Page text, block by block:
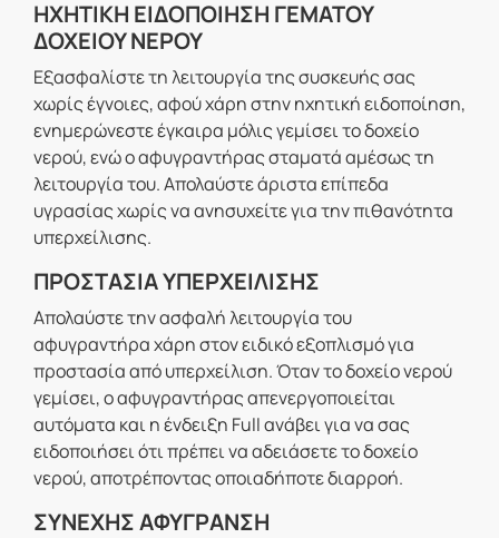
ΗΧΗΤΙΚΗ ΕΙΔΟΠΟΙΗΣΗ ΓΕΜΑΤΟΥ
ΔΟΧΕΙΟΥ ΝΕΡΟΥ
Εξασφαλίστε τη λειτουργία της συσκευής σας
χωρίς έγνοιες, αφού χάρη στην ηχητική ειδοποίηση,
ενημερώνεστε έγκαιρα μόλις γεμίσει το δοχείο
νερού, ενώ ο αφυγραντήρας σταματά αμέσως τη
λειτουργία του. Απολαύστε άριστα επίπεδα
υγρασίας χωρίς να ανησυχείτε για την πιθανότητα
υπερχείλισης.
ΠΡΟΣΤΑΣΙΑ ΥΠΕΡΧΕΙΛΙΣΗΣ
Απολαύστε την ασφαλή λειτουργία του
αφυγραντήρα χάρη στον ειδικό εξοπλισμό για
προστασία από υπερχείλιση. Όταν το δοχείο νερού
γεμίσει, ο αφυγραντήρας απενεργοποιείται
αυτόματα και η ένδειξη Full ανάβει για να σας
ειδοποιήσει ότι πρέπει να αδειάσετε το δοχείο
νερού, αποτρέποντας οποιαδήποτε διαρροή.
ΣΥΝΕΧΗΣ ΑΦΥΓΡΑΝΣΗ